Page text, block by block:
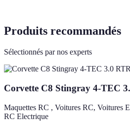
Produits recommandés
Sélectionnés par nos experts
Corvette C8 Stingray 4-TEC
Maquettes RC , Voitures RC, Voitures
RC Electrique